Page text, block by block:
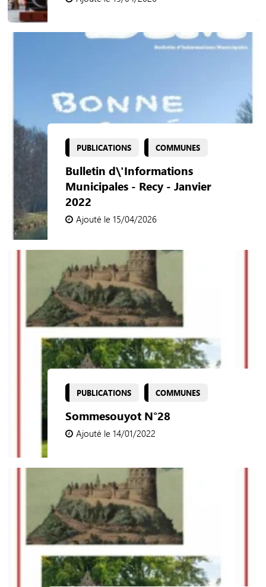
PUBLICATIONS COMMUNES
Bulletin d\'Informations
Municipales - Recy - Janvier
2022
Ajouté le 15/04/2026
PUBLICATIONS COMMUNES
Sommesouyot N°28
Ajouté le 14/01/2022